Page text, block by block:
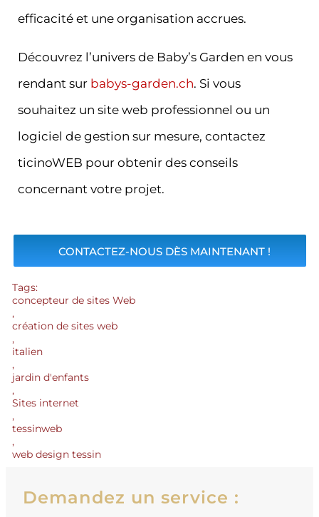
efficacité et une organisation accrues.
Découvrez l’univers de Baby’s Garden en vous
rendant sur babys-garden.ch. Si vous
souhaitez un site web professionnel ou un
logiciel de gestion sur mesure, contactez
ticinoWEB pour obtenir des conseils
concernant votre projet.
CONTACTEZ-NOUS DÈS MAINTENANT !
Tags:
concepteur de sites Web
,
création de sites web
,
italien
,
jardin d'enfants
,
Sites internet
,
tessinweb
,
web design tessin
Demandez un service :